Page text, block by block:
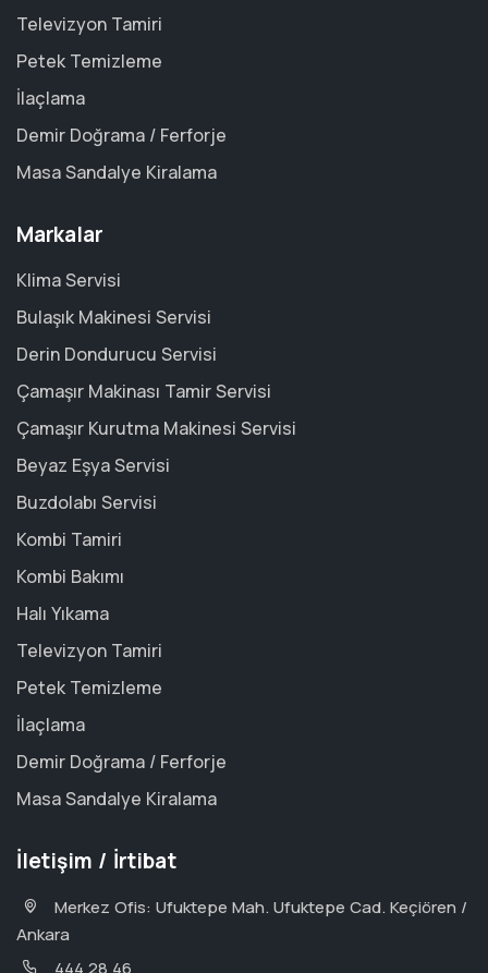
Televizyon Tamiri
Petek Temizleme
İlaçlama
Demir Doğrama / Ferforje
Masa Sandalye Kiralama
Markalar
Klima Servisi
Bulaşık Makinesi Servisi
Derin Dondurucu Servisi
Çamaşır Makinası Tamir Servisi
Çamaşır Kurutma Makinesi Servisi
Beyaz Eşya Servisi
Buzdolabı Servisi
Kombi Tamiri
Kombi Bakımı
Halı Yıkama
Televizyon Tamiri
Petek Temizleme
İlaçlama
Demir Doğrama / Ferforje
Masa Sandalye Kiralama
İletişim / İrtibat
Merkez Ofis: Ufuktepe Mah. Ufuktepe Cad. Keçiören /
Ankara
444 28 46